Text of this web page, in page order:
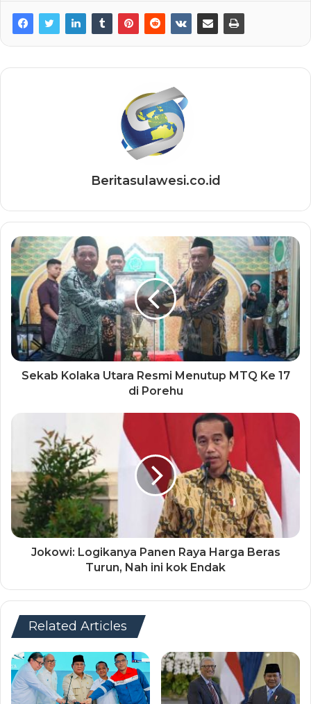
Beritasulawesi.co.id
Sekab Kolaka Utara Resmi Menutup MTQ Ke 17
di Porehu
Jokowi: Logikanya Panen Raya Harga Beras
Turun, Nah ini kok Endak
Related Articles